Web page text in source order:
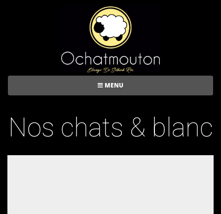
MENU
Nos chats & blanc